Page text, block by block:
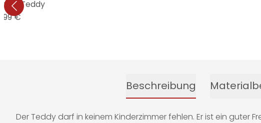
Teddy
€
Beschreibung
Der Teddy darf in keinem Kinderzimmer fehlen. Er ist ein